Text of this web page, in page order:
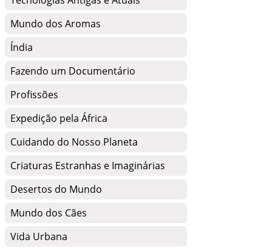
Mundo dos Aromas
Índia
Fazendo um Documentário
Profissões
Expedição pela África
Cuidando do Nosso Planeta
Criaturas Estranhas e Imaginárias
Desertos do Mundo
Mundo dos Cães
Vida Urbana